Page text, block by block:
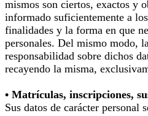
mismos son ciertos, exactos y
informado suficientemente a
finalidades y la forma en que
personales. Del mismo modo,
responsabilidad sobre dichos
recayendo la misma,
• Matrículas, inscripciones,
Sus datos de carácter personal